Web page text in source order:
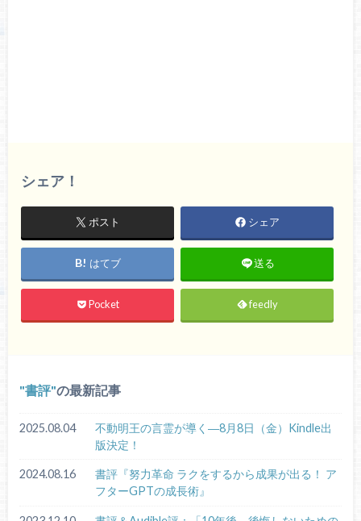
シェア！
ポスト シェア
はてブ 送る
Pocket feedly
書評 の最新記事
2025.08.04
不動明王の言霊が導く―8月8日（金）Kindle出
版決定！
2024.08.16
書評『努力革命 ラクをするから成果が出る！ ア
フターGPTの成長術』